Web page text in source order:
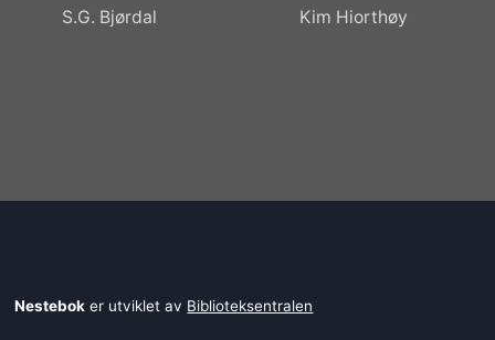
S.G. Bjørdal Kim Hiorthøy
Nestebok er utviklet av Biblioteksentralen